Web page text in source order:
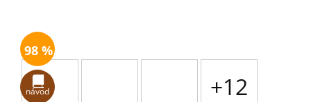
98100
98 %
návod +12